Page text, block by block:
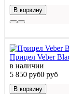
В корзину
Прицел Veber
в наличии
5 850 руб0 руб
В корзину